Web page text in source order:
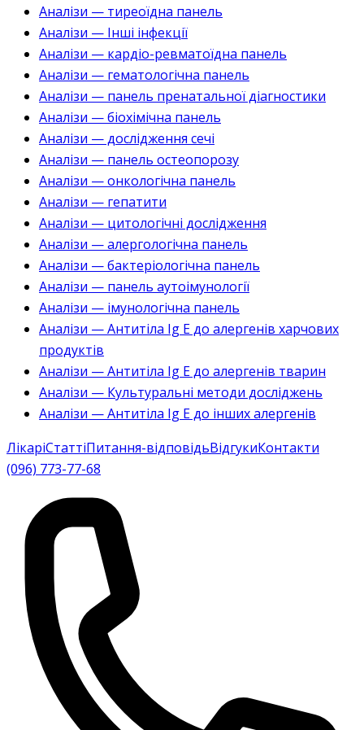
Аналізи — тиреоїдна панель
Аналізи — Інші інфекції
Аналізи — кардіо-ревматоїдна панель
Аналізи — гематологічна панель
Аналізи — панель пренатальної діагностики
Аналізи — біохімічна панель
Аналізи — дослідження сечі
Аналізи — панель остеопорозу
Аналізи — онкологічна панель
Аналізи — гепатити
Аналізи — цитологічні дослідження
Аналізи — алергологічна панель
Аналізи — бактеріологічна панель
Аналізи — панель аутоімунології
Аналізи — імунологічна панель
Аналізи — Антитіла Ig E до алергенів харчових
продуктів
Аналізи — Антитіла Ig E до алергенів тварин
Аналізи — Культуральні методи досліджень
Аналізи — Антитіла Ig E до інших алергенів
ЛікаріСтаттіПитання-відповідьВідгукиКонтакти
(096) 773-77-68